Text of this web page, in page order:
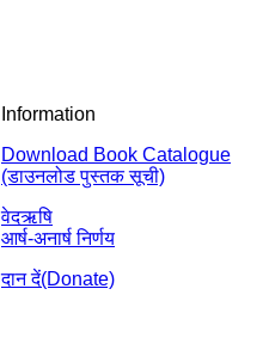
Information
Download Book Catalogue
(डाउनलोड पुस्तक सूची)
वेदऋषि
आर्ष-अनार्ष निर्णय
दान दें(Donate)